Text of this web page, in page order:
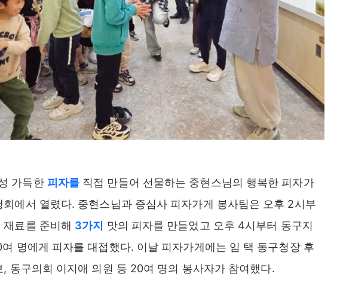
가득한 피자를 직접 만들어 선물하는 중현스님의 행복한 피자가
에서 열렸다. 중현스님과 증심사 피자가게 봉사팀은 오후 2시부
료를 준비해 3가지 맛의 피자를 만들었고 오후 4시부터 동구지
명에게 피자를 대접했다. 이날 피자가게에는 임 택 동구청장 후
, 동구의회 이지애 의원 등 20여 명의 봉사자가 참여했다.